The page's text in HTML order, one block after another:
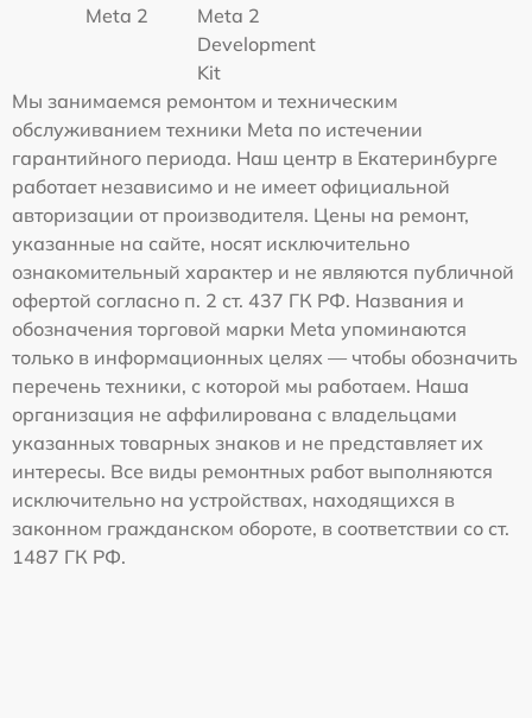
Meta 2
Meta 2
Development
Kit
Мы занимаемся ремонтом и техническим
обслуживанием техники Meta по истечении
гарантийного периода. Наш центр в Екатеринбурге
работает независимо и не имеет официальной
авторизации от производителя. Цены на ремонт,
указанные на сайте, носят исключительно
ознакомительный характер и не являются публичной
офертой согласно п. 2 ст. 437 ГК РФ. Названия и
обозначения торговой марки Meta упоминаются
только в информационных целях — чтобы обозначить
перечень техники, с которой мы работаем. Наша
организация не аффилирована с владельцами
указанных товарных знаков и не представляет их
интересы. Все виды ремонтных работ выполняются
исключительно на устройствах, находящихся в
законном гражданском обороте, в соответствии со ст.
1487 ГК РФ.